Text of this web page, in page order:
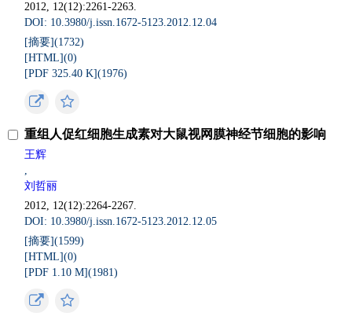
2012, 12(12):2261-2263.
DOI: 10.3980/j.issn.1672-5123.2012.12.04
[摘要](1732)
[HTML](0)
[PDF 325.40 K](1976)
重组人促红细胞生成素对大鼠视网膜神经节细胞的影响
王辉
,
刘哲丽
2012, 12(12):2264-2267.
DOI: 10.3980/j.issn.1672-5123.2012.12.05
[摘要](1599)
[HTML](0)
[PDF 1.10 M](1981)